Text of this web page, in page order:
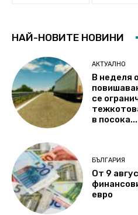
НАЙ-НОВИТЕ НОВИНИ
АКТУАЛНО
В неделя
се
в посока...
БЪЛГАРИЯ
От 9
евро